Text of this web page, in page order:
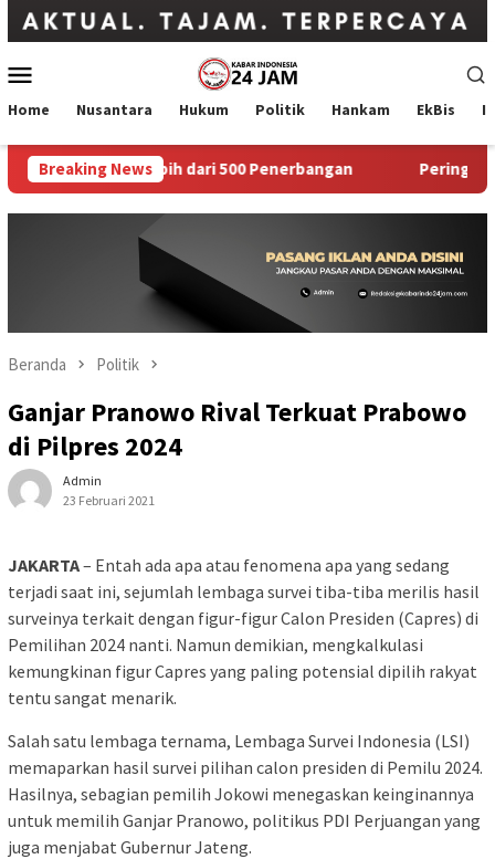
Loncat
Mobile
Home Nusantara Hukum Politik Hankam EkBis
Breaking News
Batalkan Lebih dari 500 Penerbangan Peringati
Beranda Politik
Ganjar Pranowo Rival Terkuat Prabowo
di Pilpres 2024
Admin
23 Februari 2021
JAKARTA– Entah ada apa atau fenomena apa yang sedang
terjadi saat ini, sejumlah lembaga survei tiba-tiba merilis hasil
surveinya terkait dengan figur-figur Calon Presiden (Capres) di
Pemilihan 2024 nanti. Namun demikian, mengkalkulasi
kemungkinan figur Capres yang paling potensial dipilih rakyat
tentu sangat menarik.
Salah satu lembaga ternama, Lembaga Survei Indonesia (LSI)
memaparkan hasil survei pilihan calon presiden di Pemilu 2024.
Hasilnya, sebagian pemilih Jokowi menegaskan keinginannya
untuk memilih Ganjar Pranowo, politikus PDI Perjuangan yang
juga menjabat Gubernur Jateng.